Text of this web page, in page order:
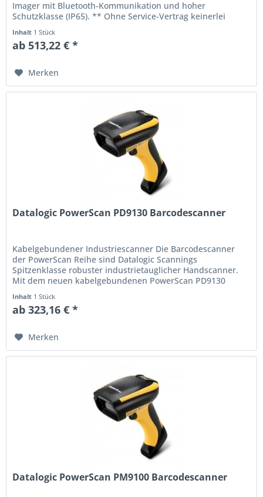
Imager mit Bluetooth-Kommunikation und hoher
Schutzklasse (IP65). ** Ohne Service-Vertrag keinerlei
Inhalt 1 Stück
ab 513,22 € *
Merken
Datalogic PowerScan PD9130 Barcodescanner
Kabelgebundener Industriescanner Die Barcodescanner
der PowerScan Reihe sind Datalogic Scannings
Spitzenklasse robuster industrietauglicher Handscanner.
Mit dem neuen kabelgebundenen PowerScan PD9130
Inhalt 1 Stück
ab 323,16 € *
Merken
Datalogic PowerScan PM9100 Barcodescanner